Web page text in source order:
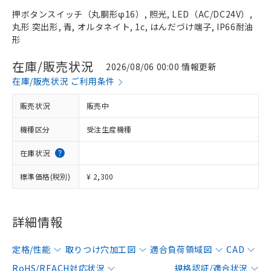
押ボタンスイッチ（丸胴形φ16）, 照光, LED（AC/DC24V）,
丸形 突出形, 青, オルタネイト, 1c, はんだづけ端子, IP66耐油
形
在庫/販売状況
2026/08/06 00:00 情報更新
在庫/販売状況 ご利用条件
販売状況 販売中
機種区分 受注生産機種
在庫状況
標準価格(税別) ¥ 2,300
詳細情報
定格/性能 取りつけ穴加工図 適合負荷領域図
CAD
RoHS/REACH対応状況
規格認証/適合状況